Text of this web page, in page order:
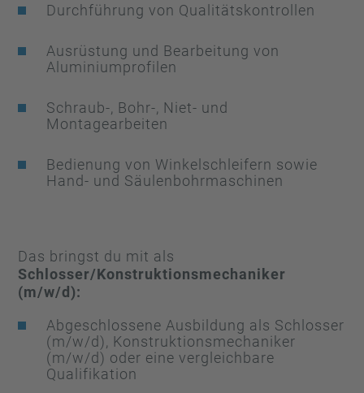
Durchführung von Qualitätskontrollen
Ausrüstung und Bearbeitung von
Aluminiumprofilen
Schraub-, Bohr-, Niet- und
Montagearbeiten
Bedienung von Winkelschleifern sowie
Hand- und Säulenbohrmaschinen
Das bringst du mit als
Schlosser/Konstruktionsmechaniker
(m/w/d):
Abgeschlossene Ausbildung als Schlosser
(m/w/d), Konstruktionsmechaniker
(m/w/d) oder eine vergleichbare
Qualifikation